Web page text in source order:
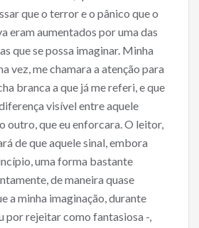
que o terror e o pânico que o
eram aumentados por uma das
que se possa imaginar. Minha
vez, me chamara a atenção para
branca a que já me referi, e que
visível entre aquele
outro, que eu enforcara. O leitor,
de que aquele sinal, embora
uma forma bastante
de maneira quase
a minha imaginação, durante
por rejeitar como fantasiosa -,